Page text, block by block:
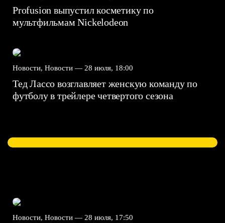
Profusion выпустил косметику по
мультфильмам Nickelodeon
Новости, Новости — 28 июля, 18:00
Тед Лассо возглавляет женскую команду по
футболу в трейлере четвертого сезона
Новости, Новости — 28 июля, 17:50